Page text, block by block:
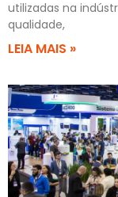
utilizadas na
qualidade,
LEIA MAIS »